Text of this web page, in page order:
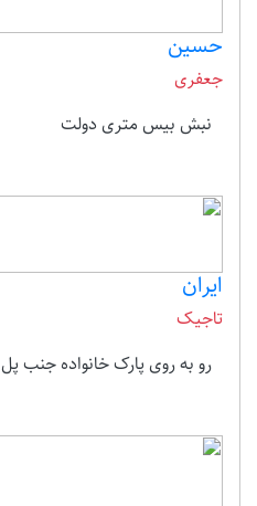
حسین
جعفری
نبش بیس متری دولت
ایران
تاجیک
رو به روی پارک خانواده جنب پل